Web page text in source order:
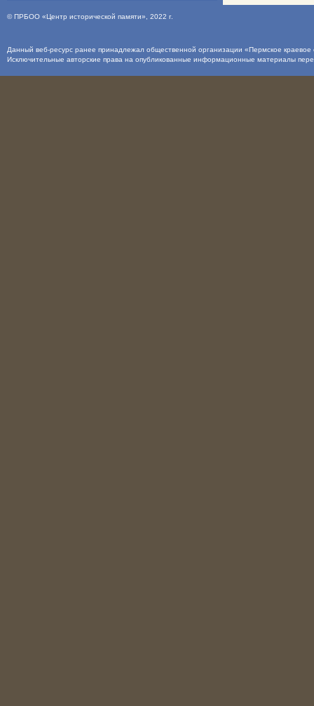
©ПРБОО «Центр исторической памяти», 2022 г.
Данный веб-ресурс ранее принадлежал общественной организации «Пермское
Исключительные авторские права на опубликованные информационные материалы